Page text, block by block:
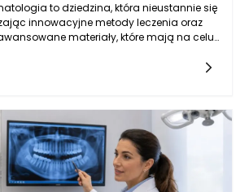
to dziedzina, która nieustannie się
innowacyjne metody leczenia oraz
materiały, które mają na celu
będące ostatnią deską ratunku dla zębów
przypadkach ponowne leczenie
ząb, ale nie każdy przypadek jest
w Rzeszowie potrafi ocenić, kiedy
a także jak skutecznie
etapy terapii protetycznej, aby pacjent
uśmiechem.